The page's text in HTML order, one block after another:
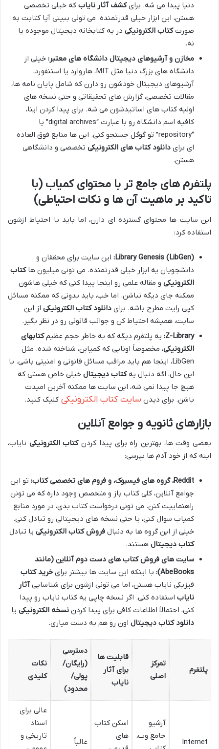
دنیا پیدا می شه. برایکشف آثار نایاب که خیلی تخصصی
هستن، این ابزار خیلی قدرتمنده. می تونی ببینی آیا کتابت به
صورتکتاب الکترونیکی در یه کتابخانه دیجیتال موجوده یا
نه.
مخازن و آرشیوهای دیجیتال دانشگاه های معتبر: خیلی از
دانشگاه های بزرگ دنیا مثل MIT، هاروارد یا استنفورد،
آرشیوهای دیجیتال خودشون رو دارن که شامل پایان نامه ها،
مقالات تخصصی، گزارش های تحقیقاتی و حتی نسخه های
اولیه کتاب های اساتیدشون می شه. برای پیدا کردن اینا،
کافیه اسم دانشگاه رو با عبارت “digital archives” یا
“repository” تو گوگل جستجو کنی. این ها منابع فوق العاده
ای برای دانلود کتاب های الکترونیکی تخصصی و دانشگاهی
هستن.
پلتفرم های جامع تر با محتوای کمیاب (با
تاکید بر ماهیت آن ها و نکات احتیاطی)
این سایت ها محتوای گسترده ای دارن، اما باید با احتیاط ازشون
استفاده کرد:
Library Genesis (LibGen): این سایت برای محققان و
دانشجویان یه ابزار خیلی قدرتمنده. می تونی میلیون هاکتاب
الکترونیکی و مقاله علمی رو اینجا پیدا کنی که خیلی هاشون
ممکنه جای دیگه نباشن. اما خب، باید بدونی که ممکنه مسائل
کپی رایت مطرح باشه. برای دانلود کتاب الکترونیکی از این
سایت، همیشه احتیاط کن و جوانب قانونی رو در نظر بگیر.
Z-Library: یه پلتفرم دیگه که به خاطر حجم عظیمکتابهای
الکترونیکی، مخصوصاً اونایی که کمیابن، شناخته شده. مثل
LibGen، اینجا هم باید مراقب مسائل قانونی و امنیتی باشی. با
این حال، اگه دنبال یهکتاب دیجیتال خیلی خاص هستی که
هیچ جا پیدا نمی شه، این سایت ها ممکنه آخرین امیدت
باشن. برای دیدن سایت کتاب الکترونیکی کلیک کنید.
بازارهای ثانویه و جوامع آنلاین
بعضی وقت ها، بهترین راه برای پیدا کردنکتاب الکترونیکی نایاب،
اینه که از خود آدم ها بپرسی:
Reddit، گروه های فیسبوک، و فروم های تخصصی کتاب:
تو این
جوامع آنلاین، کلی کتاب باز و متخصص وجود داره که می تونن
راهنماییت کنن. می تونی درخواست کتاب بدی، در مورد منابع
کمیاب سوال کنی، یا حتی نسخه های دیجیتالی رو تبادل کنی.
خیلی از این گروه ها به دنبال فروش کتاب الکترونیکی یا تبادل
کتاب دیجیتال هستند.
سایت های فروش کتاب های دست دوم آنلاین (مانند
AbeBooks):
با اینکه این سایت ها بیشتر برای خرید کتاب
فیزیکی نایاب هستن، اما می تونی ازشون برای شناساییآثار
نایاب استفاده کنی. اگر نسخه چاپی یه کتاب نایاب رو پیدا
کنی، احتمالاً اطلاعات کافی برای پیدا کردن نسخه الکترونیکی یا
دانلود کتاب دیجیتال اون رو هم به دست میاری.
پلتفرم
تمرکز
اصلی
قابلیت ها
برای آثار
نایاب
دسترسی
(رایگان/
پولی/
محدود)
نکات
کلیدی
Internet
آرشیو
جامع وب،
اسکن کتاب
های
غالباً
عالی برای
اسناد
تاریخی و